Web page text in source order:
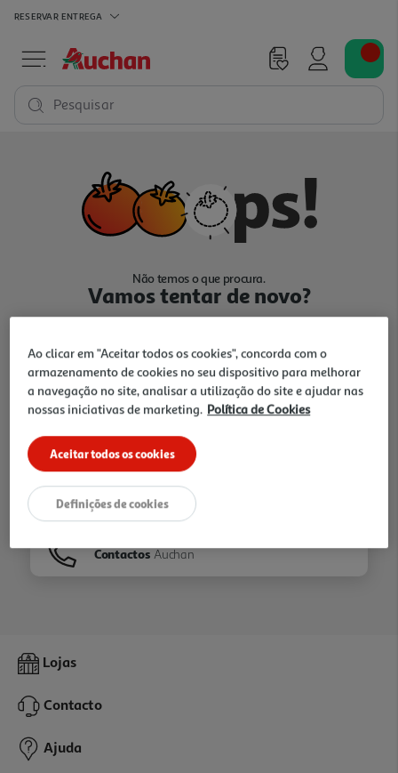
RESERVAR ENTREGA
Pesquisar
Não temos o que procura.
Vamos tentar de novo?
Ir para Homepage
Folhetos
Contactos Auchan
Lojas
Contacto
Ajuda
Ao clicar em "Aceitar todos os cookies", concorda com o
armazenamento de cookies no seu dispositivo para melhorar
a navegação no site, analisar a utilização do site e ajudar nas
nossas iniciativas de marketing. Política de Cookies
Aceitar todos os cookies
Definições de cookies